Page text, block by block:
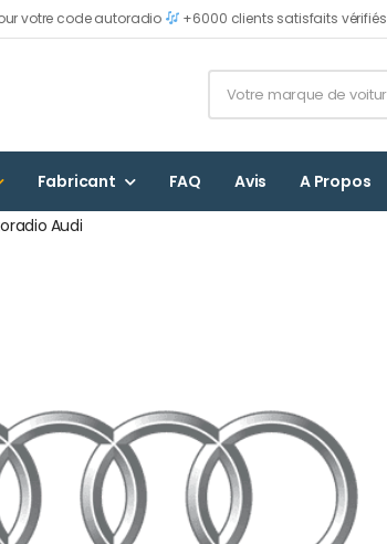
votre code autoradio +6000 clients satisfaits vérifiés
Fabricant FAQ Avis A Propos
Audi